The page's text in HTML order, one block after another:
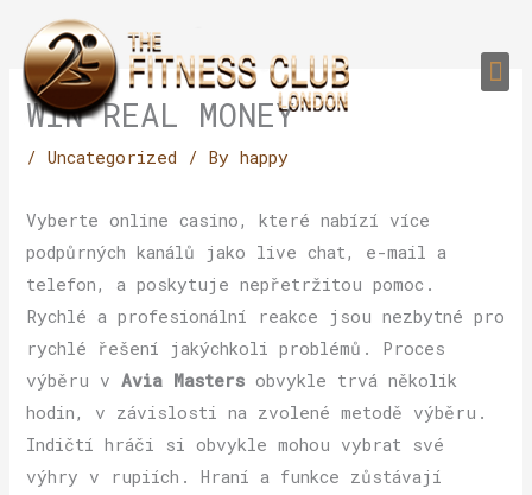
content
WIN REAL MONEY
/Uncategorized / Byhappy
Vyberte online casino, které nabízí více
podpůrných kanálů jako live chat, e-mail a
telefon, a poskytuje nepřetržitou pomoc.
Rychlé a profesionální reakce jsou nezbytné pro
rychlé řešení jakýchkoli problémů. Proces
výběru vAvia Masters obvykle trvá několik
hodin, v závislosti na zvolené metodě výběru.
Indičtí hráči si obvykle mohou vybrat své
výhry v rupiích. Hraní a funkce zůstávají